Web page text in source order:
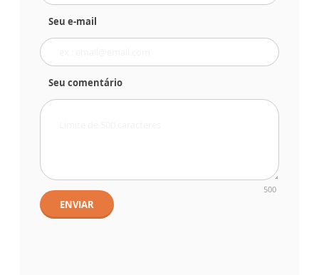
Seu e-mail
Seu comentário
500
ENVIAR